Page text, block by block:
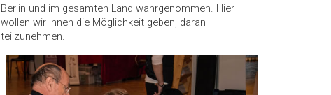
Berlin und im gesamten Land wahrgenommen. Hier
wollen wir Ihnen die Möglichkeit geben, daran
teilzunehmen.